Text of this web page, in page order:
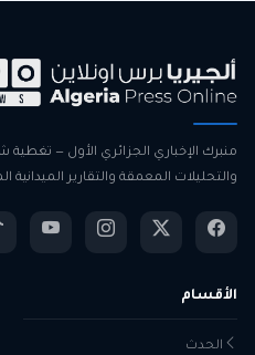
منبرك الإخباري الجزائري الأول — تغطية
والتحليلات المعمقة والتقارير
الأقسام
الحدث